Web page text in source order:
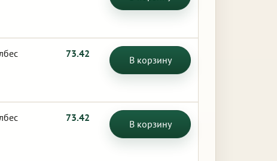
73.42
В корзину
73.42
В корзину